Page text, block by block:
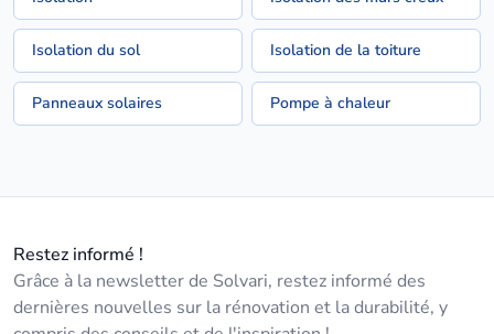
Isolation du sol Isolation de la toiture
Panneaux solaires Pompe à chaleur
Restez informé !
Grâce à la newsletter de Solvari, restez informé des
dernières nouvelles sur la rénovation et la durabilité, y